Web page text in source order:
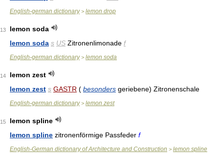
English-german dictionary> lemon drop
13
lemon soda
lemon soda s US Zitronenlimonade f
English-german dictionary> lemon soda
14
lemon zest
lemon zest s GASTR ( besonders geriebene) Zitronenschale
English-german dictionary> lemon zest
15
lemon spline
lemon spline zitronenförmige Passfeder f
English-German dictionary of Architecture and Construction > lemon spline